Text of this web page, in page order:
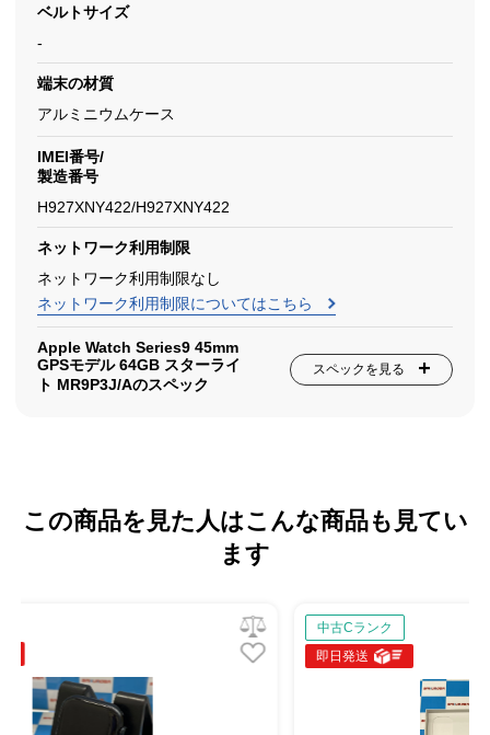
ベルトサイズ
-
端末の材質
アルミニウムケース
IMEI番号/
製造番号
H927XNY422/H927XNY422
ネットワーク利用制限
ネットワーク利用制限なし
ネットワーク利用制限についてはこちら
Apple Watch Series9 45mm
GPSモデル 64GB スターライ
ト MR9P3J/Aのスペック
スペックを見る
この商品を見た人はこんな商品も見てい
ます